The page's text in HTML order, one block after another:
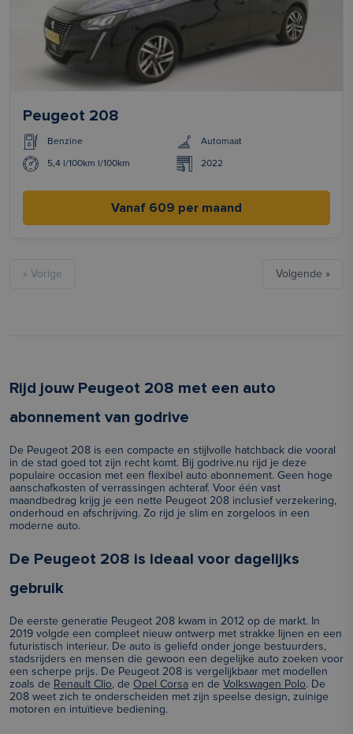
Peugeot 208
Benzine Automaat
5,4 l/100km l/100km 2022
Vanaf 609 per maand
« Vorige Volgende »
Rijd jouw Peugeot 208 met een auto
abonnement van godrive
De Peugeot 208 is een compacte en stijlvolle hatchback die vooral
in de stad goed tot zijn recht komt. Bij godrive.nu rijd je deze
populaire occasion met een flexibel auto abonnement. Geen hoge
aanschafkosten of verrassingen achteraf. Voor één vast
maandbedrag krijg je een nette Peugeot 208 inclusief verzekering,
onderhoud en afschrijving. Zo rijd je slim en zorgeloos in een
moderne auto.
De Peugeot 208 is ideaal voor dagelijks
gebruik
De eerste generatie Peugeot 208 kwam in 2012 op de markt. In
2019 volgde een compleet nieuw ontwerp met strakke lijnen en een
futuristisch interieur. De auto is geliefd onder jonge bestuurders,
stadsrijders en mensen die gewoon een degelijke auto zoeken voor
een scherpe prijs. De Peugeot 208 is vergelijkbaar met modellen
zoals de Renault Clio, de Opel Corsa en de Volkswagen Polo. De
208 weet zich te onderscheiden met zijn speelse design, zuinige
motoren en intuïtieve bediening.